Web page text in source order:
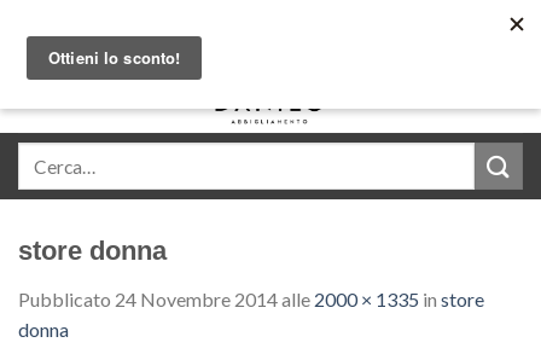
content
store donna
Pubblicato 24 Novembre 2014alle 2000 × 1335 in store
donna